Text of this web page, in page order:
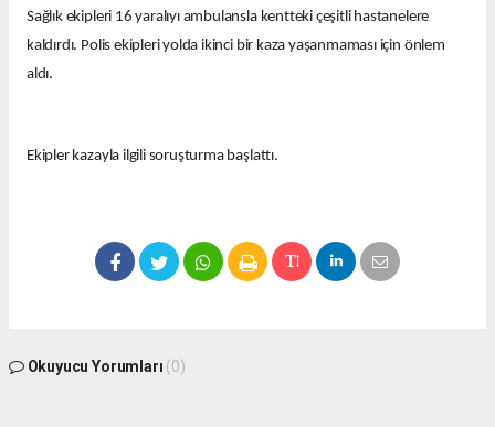
Sağlık ekipleri 16 yaralıyı ambulansla kentteki çeşitli hastanelere
kaldırdı. Polis ekipleri yolda ikinci bir kaza yaşanmaması için önlem
aldı.
Ekipler kazayla ilgili soruşturma başlattı.
Okuyucu Yorumları (0)